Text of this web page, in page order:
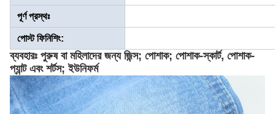
পূর্ণ প্রস্থঃ
পোস্ট ফিনিশিং:
ব্যবহারঃ পুরুষ বা মহিলাদের জন্য জিন্স; পোশাক; পোশাক-স্কার্ট, পোশাক-
প্যান্ট এবং শর্টস; ইউনিফর্ম